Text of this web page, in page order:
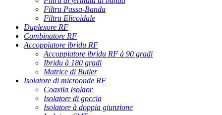
Filtru Passa-Banda
Filtru Elicoidale
Duplexore RF
Combinatore RF
Accoppiatore ibridu RF
Accoppiatore ibridu RF à 90 gradi
Ibridu à 180 gradi
Matrice di Butler
Isolatore di microonde RF
Coaxila Isolaor
Isolatore di goccia
Isolatore à doppia giunzione